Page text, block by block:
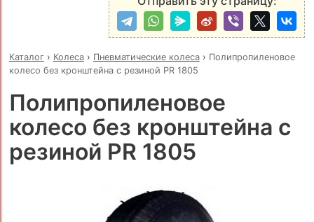
Каталог› Колеса› Пневматические колеса› Полипропиленовое
колесо без кронштейна с резиной PR 1805
Полипропиленовое
колесо без кронштейна с
резиной PR 1805